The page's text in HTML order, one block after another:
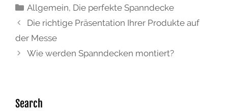
Allgemein, Die perfekte Spanndecke
Die richtige Präsentation Ihrer Produkte auf
der Messe
Wie werden Spanndecken montiert?
Search